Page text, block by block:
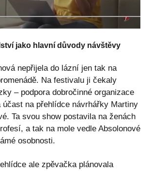
jako hlavní důvody návštěvy
nepřijela do lázní jen tak na
Na festivalu ji čekaly
– podpora dobročinné organizace
účast na přehlídce návrhářky Martiny
Ta svou show postavila na ženách
a tak na mole vedle Absolonové
osobnosti.
ale zpěvačka plánovala